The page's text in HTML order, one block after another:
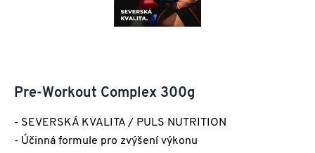
Pre-Workout Complex 300g
- SEVERSKÁ KVALITA / PULS NUTRITION
- Účinná formule pro zvýšení výkonu